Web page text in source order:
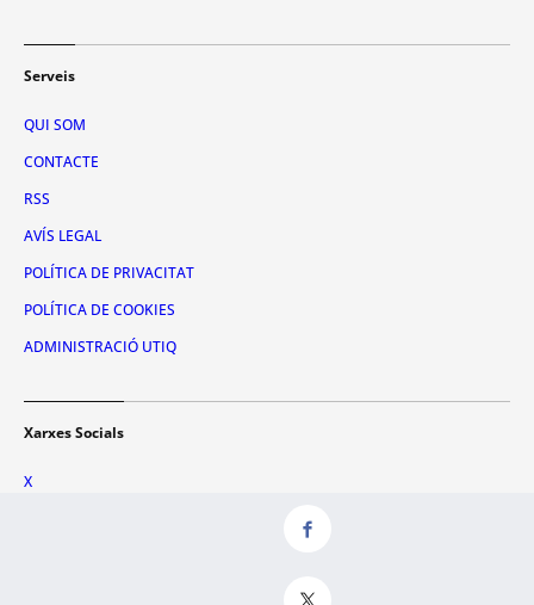
Serveis
QUI SOM
CONTACTE
RSS
AVÍS LEGAL
POLÍTICA DE PRIVACITAT
POLÍTICA DE COOKIES
ADMINISTRACIÓ UTIQ
Xarxes Socials
X